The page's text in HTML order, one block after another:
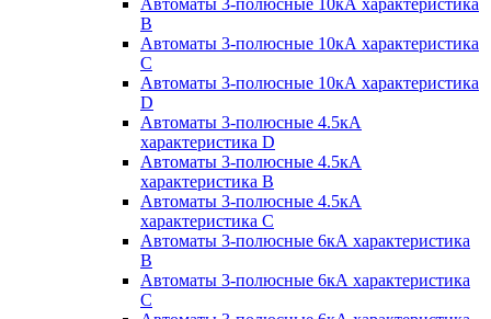
B
Автоматы 3-полюсные 10кА характеристика
C
Автоматы 3-полюсные 10кА характеристика
D
Автоматы 3-полюсные 4.5кА
характеристика D
Автоматы 3-полюсные 4.5кА
характеристика В
Автоматы 3-полюсные 4.5кА
характеристика С
Автоматы 3-полюсные 6кА характеристика
B
Автоматы 3-полюсные 6кА характеристика
C